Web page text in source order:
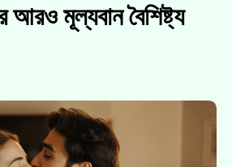
আরও মূল্যবান বৈশিষ্ট্য